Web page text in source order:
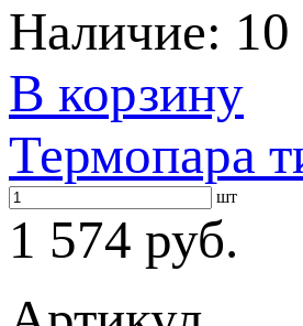
Наличие:
В корзину
Термопара
шт
1 574 руб.